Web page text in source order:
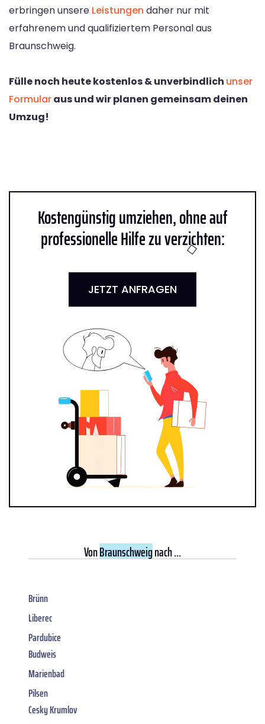
erbringen unsere Leistungen daher nur mit
erfahrenem und qualifiziertem Personal aus
Braunschweig.
Fülle noch heute kostenlos & unverbindlich unser
Formularaus und wir planen gemeinsam deinen
Umzug!
Kostengünstig umziehen, ohne auf
professionelle Hilfe zu verzichten:
JETZT ANFRAGEN
VonBraunschweignach ...
Brünn
Liberec
Pardubice
Budweis
Marienbad
Pilsen
Cesky Krumlov